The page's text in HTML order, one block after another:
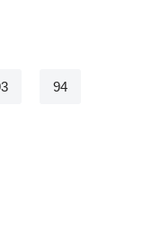
94